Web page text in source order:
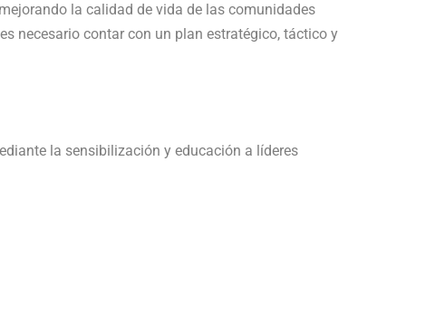
la calidad de vida de las comunidades
necesario contar con un plan estratégico, táctico y
la sensibilización y educación a líderes